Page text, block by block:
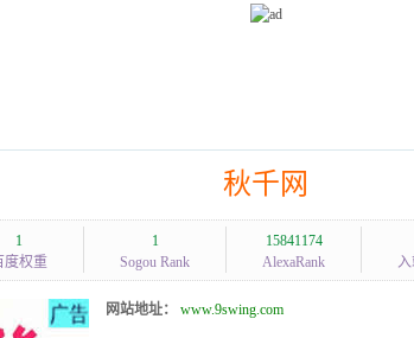
秋千网
1
度权重
1
Sogou Rank
15841174
AlexaRank
网站地址： www.9swing.com